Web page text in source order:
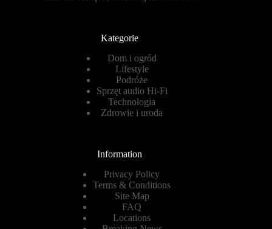
Kategorie
Dom i ogród
Lifestyle
Podróże
Sprzęt audio Hi-Fi
Technologia
Zdrowie i uroda
Information
Privacy Policy
Terms & Conditions
Site Map
FAQ
Locations